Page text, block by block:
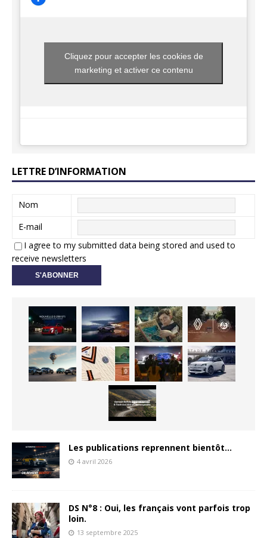
Cliquez pour accepter les cookies de
marketing et activer ce contenu
LETTRE D’INFORMATION
Nom
E-mail
I agree to my submitted data being stored and used to
receive newsletters
Les publications reprennent bientôt…
4 avril 2026
DS N°8 : Oui, les français vont parfois trop
loin.
13 septembre 2025